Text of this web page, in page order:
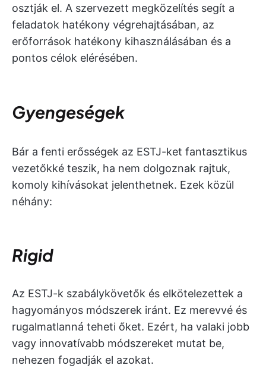
osztják el. A szervezett megközelítés segít a
feladatok hatékony végrehajtásában, az
erőforrások hatékony kihasználásában és a
pontos célok elérésében.
Gyengeségek
Bár a fenti erősségek az ESTJ-ket fantasztikus
vezetőkké teszik, ha nem dolgoznak rajtuk,
komoly kihívásokat jelenthetnek. Ezek közül
néhány:
Rigid
Az ESTJ-k szabálykövetők és elkötelezettek a
hagyományos módszerek iránt. Ez merevvé és
rugalmatlanná teheti őket. Ezért, ha valaki jobb
vagy innovatívabb módszereket mutat be,
nehezen fogadják el azokat.